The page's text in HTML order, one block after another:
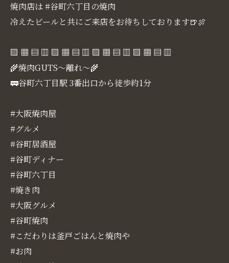
焼肉店は #谷町六丁目の焼肉
冷えたビールと共にご来店をお待ちしております🍺🍖
▧ ▦ ▤ ▥ ▧ ▦ ▤ ▥ ▧ ▦ ▤ ▥ ▧ ▦ ▤ ▥
🌾焼肉GUTS～離れ～🌾
🚃谷町六丁目駅 3番出口から徒歩約1分
#大阪焼肉屋
#グルメ
#谷町居酒屋
#谷町ディナー
#谷町六丁目
#焼き肉
#大阪グルメ
#谷町焼肉
#こだわりは釜戸ごはんと焼肉や
#お肉